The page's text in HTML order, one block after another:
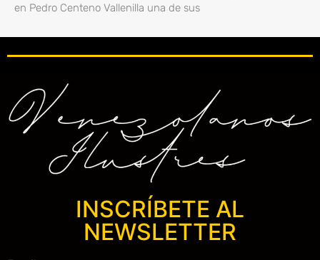
en Pedro Centeno Vallenilla una de sus
INSCRÍBETE AL
NEWSLETTER